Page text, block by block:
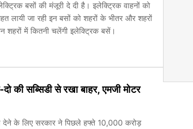
बसों की मंजूरी दे दी है। इलेक्ट्रिक वाहनों को
जा रही इन बसों को शहरों के भीतर और शहरों
शहरों में कितनी चलेंगी इलेक्ट्रिक बसें।
की सब्सिडी से रखा बाहर, एमजी मोटर
देने के लिए सरकार ने पिछले हफ्ते 10,000 करोड़